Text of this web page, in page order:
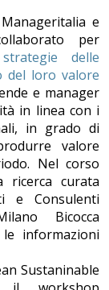
e
per
delle
del loro valore
e manager
in linea con i
in grado di
valore
Nel corso
ricerca curata
e Consulenti
Bicocca
informazioni
Sustaninable